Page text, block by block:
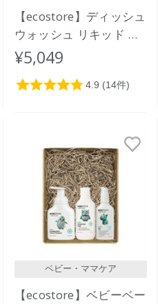
【ecostore】ディッシュ
ウォッシュ リキッド ＜
無香料＞5L
¥5,049
ベビー・ママケア
【ecostore】ベビーベー